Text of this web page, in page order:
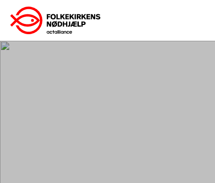
Gå
til
indhold